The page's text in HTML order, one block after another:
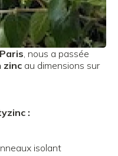
, nous a passée
zinc au dimensions sur
:
isolant